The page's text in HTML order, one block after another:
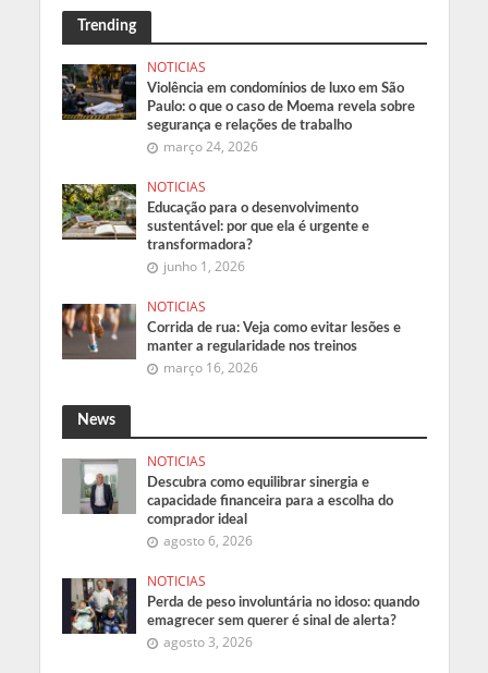
Trending
NOTICIAS
Violência em condomínios de luxo em São
Paulo: o que o caso de Moema revela sobre
segurança e relações de trabalho
março 24, 2026
NOTICIAS
Educação para o desenvolvimento
sustentável: por que ela é urgente e
transformadora?
junho 1, 2026
NOTICIAS
Corrida de rua: Veja como evitar lesões e
manter a regularidade nos treinos
março 16, 2026
News
NOTICIAS
Descubra como equilibrar sinergia e
capacidade financeira para a escolha do
comprador ideal
agosto 6, 2026
NOTICIAS
Perda de peso involuntária no idoso: quando
emagrecer sem querer é sinal de alerta?
agosto 3, 2026